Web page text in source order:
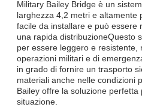
Military Bailey Bridge è un
larghezza 4,2 metri e altamente
facile da installare e può essere
una rapida distribuzioneQuesto
per essere leggero e resistente,
operazioni militari e di
in grado di fornire un trasporto
materiali anche nelle condizioni
Bailey offre la soluzione
situazione.